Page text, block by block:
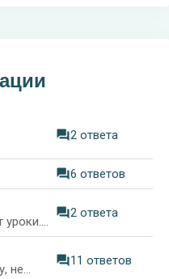
2 ответа
6 ответов
уроки.
2 ответа
не
11 ответов